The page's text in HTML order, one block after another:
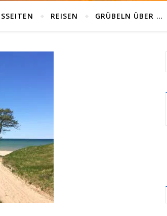
REISEN GRÜBELN ÜBER …